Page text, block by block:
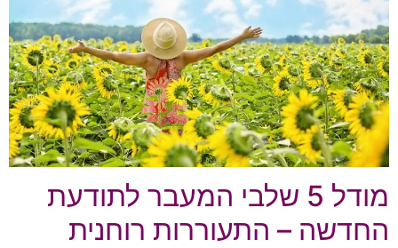
מודל 5 שלבי המעבר לתודעת
החדשה – התעוררות רוחנית